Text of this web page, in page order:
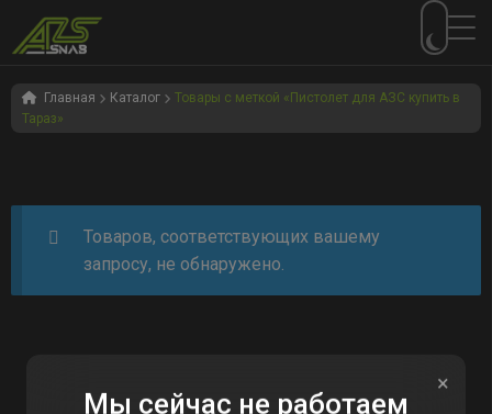
Перейти
навигации
Перейти
содержимому
Главная Каталог
Товары с меткой «Пистолет для АЗС купить в
Тараз»
Товаров, соответствующих вашему
запросу, не обнаружено.
×
Мы сейчас не работаем